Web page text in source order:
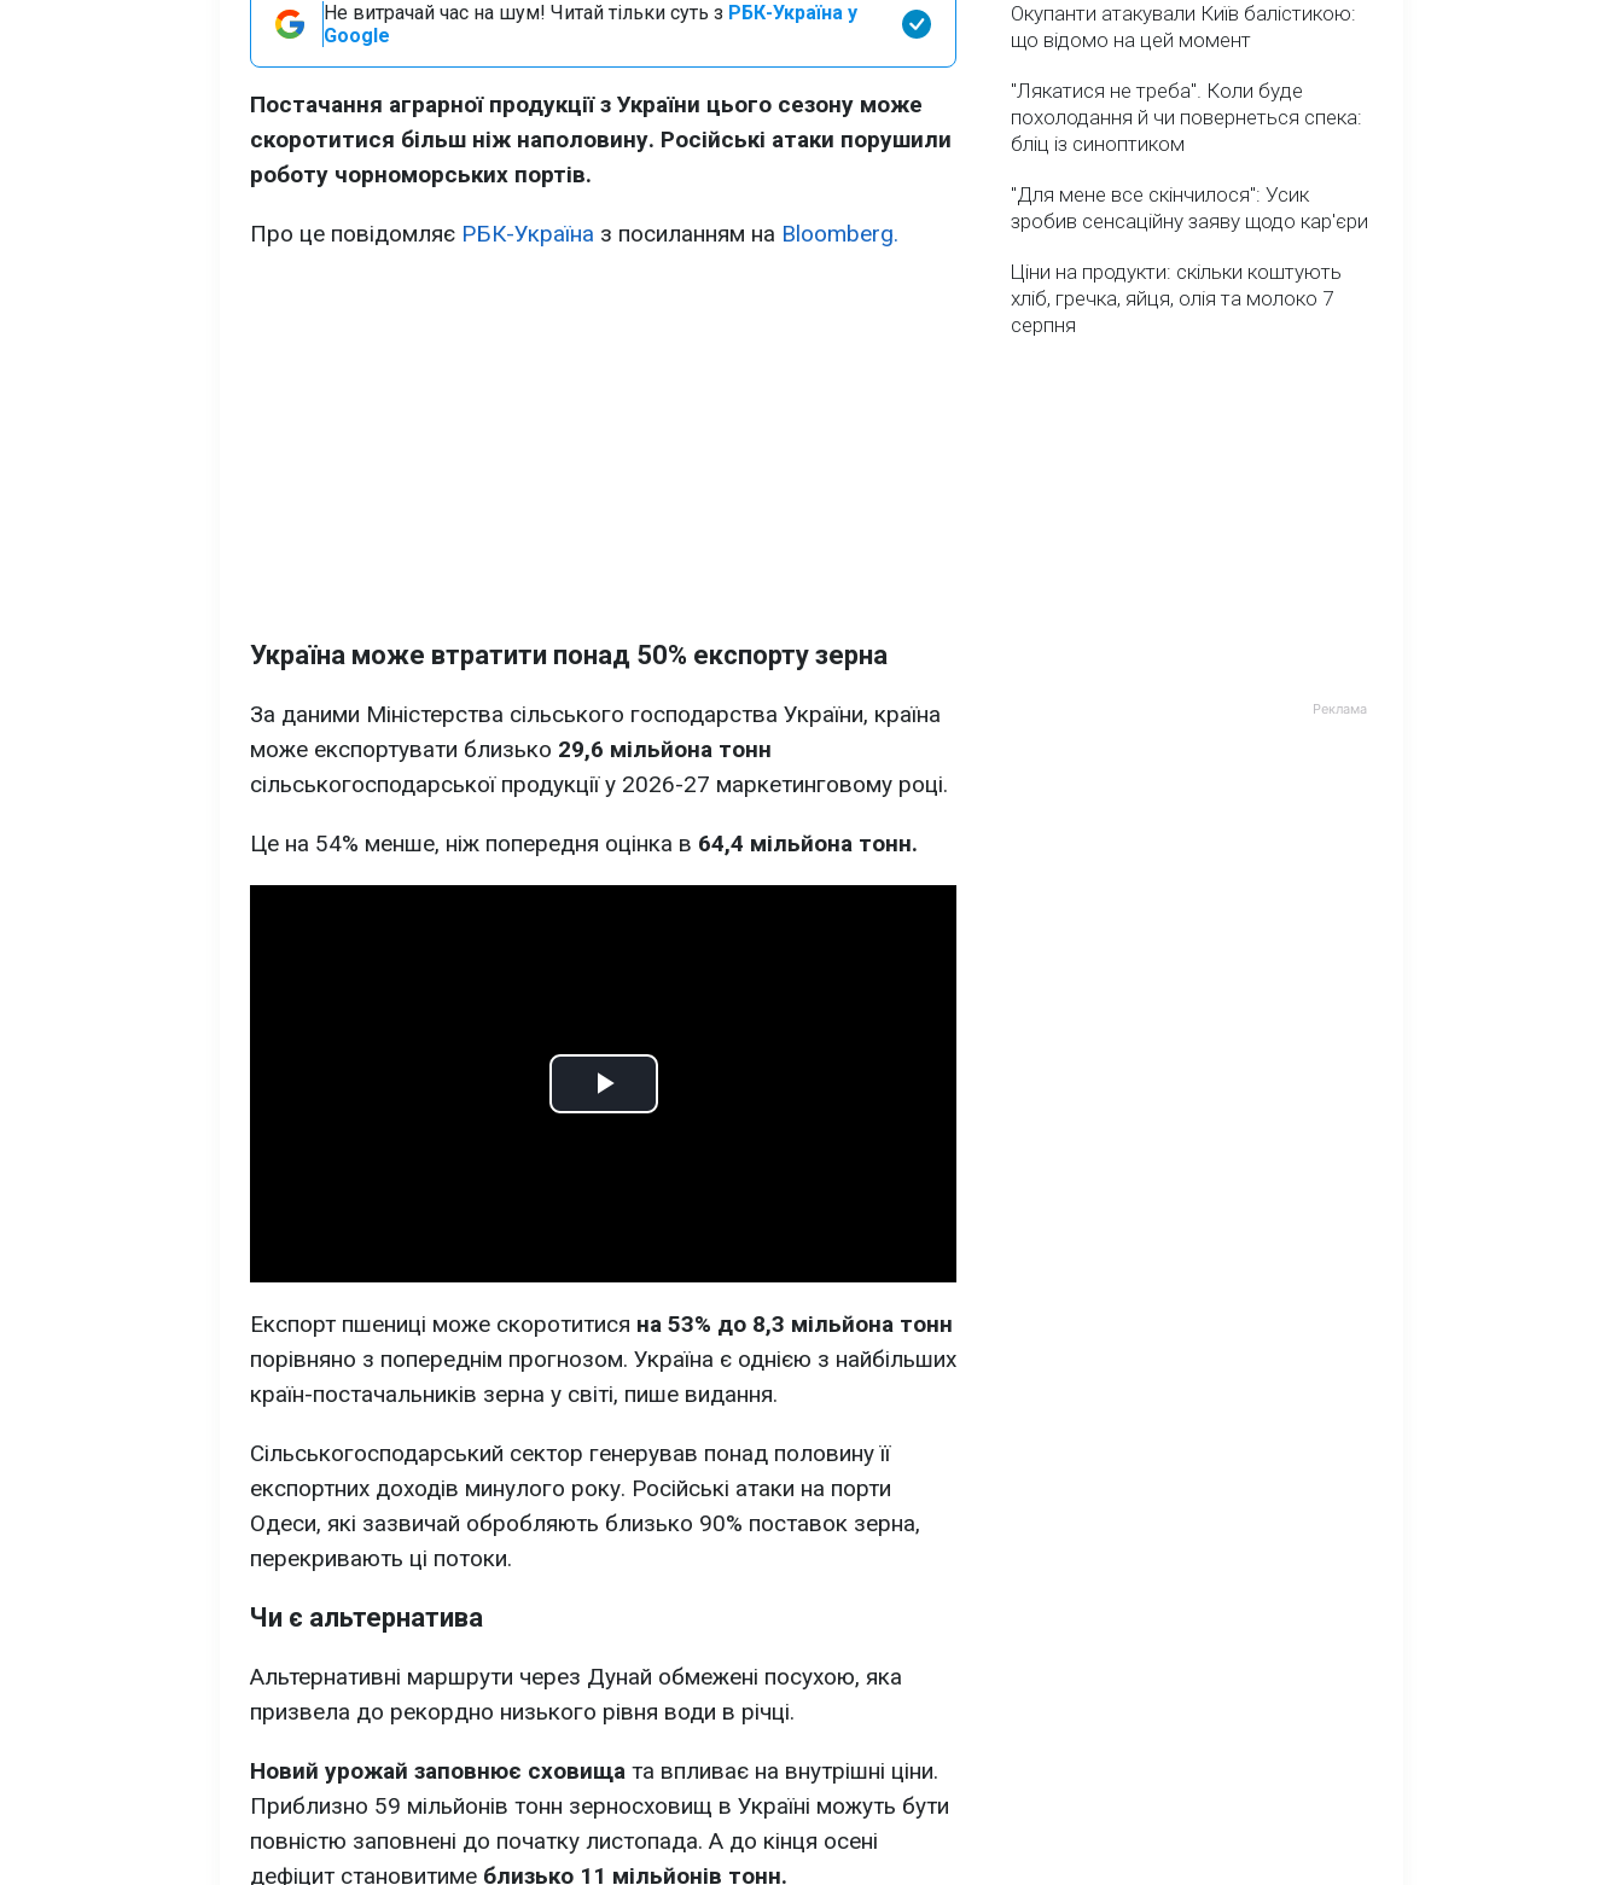
Не витрачай час на шум! Читай тільки суть з РБК-Україна у
Google
Постачання аграрної продукції з України цього сезону може
скоротитися більш ніж наполовину. Російські атаки порушили
роботу чорноморських портів.
Про це повідомляє РБК-Україна з посиланням на Bloomberg.
Україна може втратити понад 50% експорту зерна
За даними Міністерства сільського господарства України, країна
може експортувати близько 29,6 мільйона тонн
сільськогосподарської продукції у 2026-27 маркетинговому році.
Це на 54% менше, ніж попередня оцінка в 64,4 мільйона тонн.
Play
Експорт пшениці може скоротитися на 53% до 8,3 мільйона тонн
порівняно з попереднім прогнозом. Україна є однією з найбільших
країн-постачальників зерна у світі, пише видання.
Сільськогосподарський сектор генерував понад половину її
експортних доходів минулого року. Російські атаки на порти
Одеси, які зазвичай обробляють близько 90% поставок зерна,
перекривають ці потоки.
Чи є альтернатива
Альтернативні маршрути через Дунай обмежені посухою, яка
призвела до рекордно низького рівня води в річці.
Новий урожай заповнює сховища та впливає на внутрішні ціни.
Приблизно 59 мільйонів тонн зерносховищ в Україні можуть бути
повністю заповнені до початку листопада. А до кінця осені
дефіцит становитиме близько 11 мільйонів тонн.
Окупанти атакували Київ балістикою:
що відомо на цей момент
"Лякатися не треба". Коли буде
похолодання й чи повернеться спека:
бліц із синоптиком
"Для мене все скінчилося": Усик
зробив сенсаційну заяву щодо кар'єри
Ціни на продукти: скільки коштують
хліб, гречка, яйця, олія та молоко 7
серпня